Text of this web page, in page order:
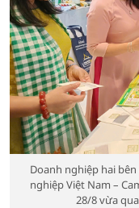
Doanh nghiệp hai
nghiệp Việt Nam –
28/8 vừa